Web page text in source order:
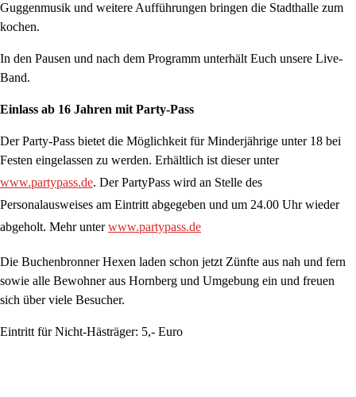
Guggenmusik und weitere Aufführungen bringen die Stadthalle zum
kochen.
In den Pausen und nach dem Programm unterhält Euch unsere Live-
Band.
Einlass ab 16 Jahren mit Party-Pass
Der Party-Pass bietet die Möglichkeit für Minderjährige unter 18 bei
Festen eingelassen zu werden. Erhältlich ist dieser unter
www.partypass.de. Der PartyPass wird an Stelle des
Personalausweises am Eintritt abgegeben und um 24.00 Uhr wieder
abgeholt. Mehr unterwww.partypass.de
Die Buchenbronner Hexen laden schon jetzt Zünfte aus nah und fern
sowie alle Bewohner aus Hornberg und Umgebung ein und freuen
sich über viele Besucher.
Eintritt für Nicht-Hästräger: 5,- Euro